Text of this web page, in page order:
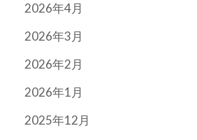
2026年4月
2026年3月
2026年2月
2026年1月
2025年12月